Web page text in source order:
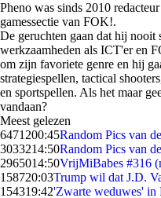
Pheno was sinds 2010
gamessectie van FOK!.
De geruchten gaan dat hij nooit
werkzaamheden als ICT'er en
om zijn favoriete genre en hij
strategiespellen, tactical
en sportspellen. Als het maar
vandaan?
Meest gelezen
6471200:45Random Pics van
3033214:50Random Pics van
2965014:50VrijMiBabes #316
158720:03Trump wil dat J.D.
154319:42'Zwarte weduwes' in